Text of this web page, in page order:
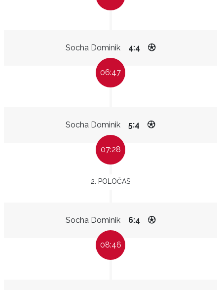
Socha Dominik 4:4
06:47
Socha Dominik 5:4
07:28
2. POLOČAS
Socha Dominik 6:4
08:46